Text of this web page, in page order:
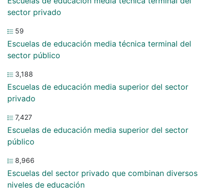
sector privado
59
Escuelas de educación media técnica terminal del
sector público
3,188
Escuelas de educación media superior del sector
privado
7,427
Escuelas de educación media superior del sector
público
8,966
Escuelas del sector privado que combinan diversos
niveles de educación